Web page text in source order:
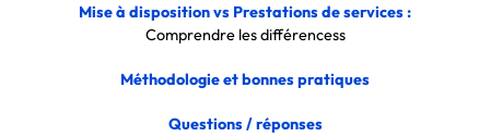
Mise à disposition vs Prestations de services :
Comprendre les différencess
Méthodologie et bonnes pratiques
Questions / réponses